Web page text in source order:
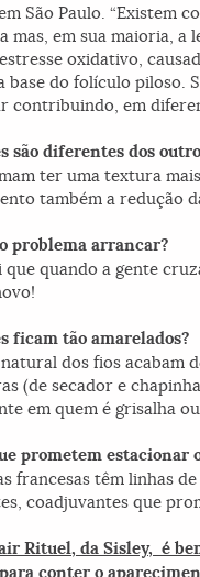
São Paulo. “Existem
mas, em sua maioria,
oxidativo,
base do folículo piloso.
contribuindo, em
são diferentes dos
ter uma textura
também a redução
problema arrancar?
que quando a gente
ficam tão amarelados?
dos fios acabam
(de secador e
em quem é grisalha
prometem estacionar
francesas têm linhas
coadjuvantes que
Rituel, da Sisley, é